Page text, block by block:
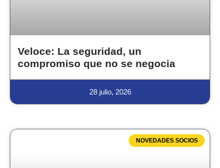
Veloce: La seguridad, un
compromiso que no se negocia
28 julio, 2026
NOVEDADES SOCIOS